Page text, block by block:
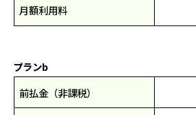
月額利用料
プランb
前払金（非課税）